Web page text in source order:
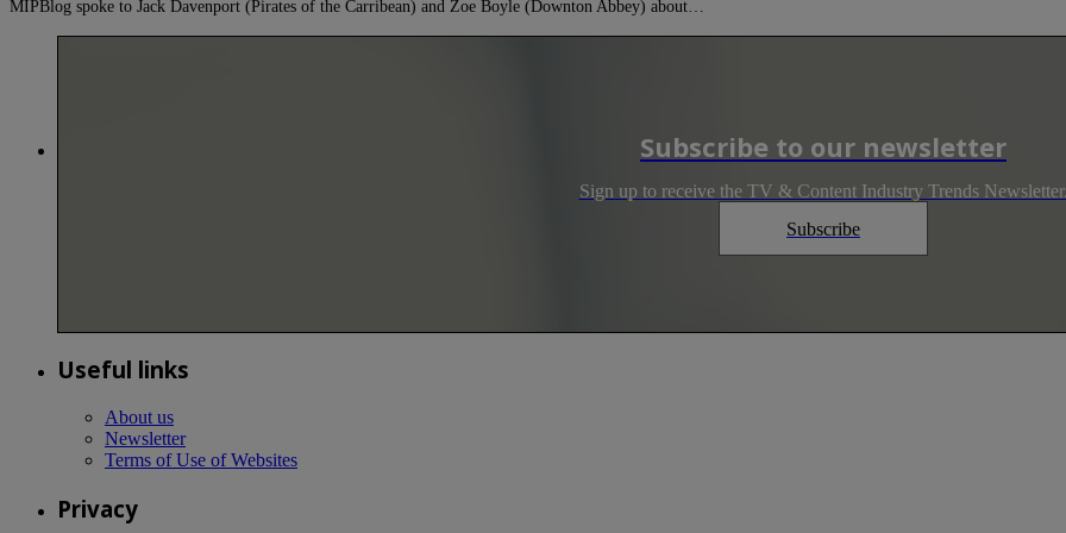
MIPBlog spoke to Jack Davenport (Pirates of the Carribean) and Zoe Boyle (Downton Abbey) about…
Subscribe to our newsletter
Sign up to receive the TV & Content Industry Trends
Subscribe
Useful links
About us
Newsletter
Terms of Use of Websites
Privacy